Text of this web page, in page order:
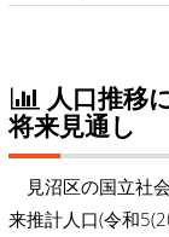
人口推移
将来見通し
見沼区の国立社
来推計人口(令和